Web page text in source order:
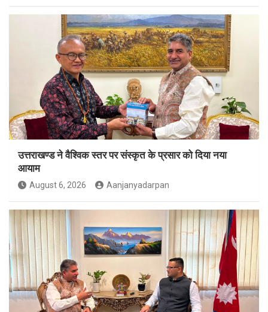
उत्तराखण्ड ने वैश्विक स्तर पर संस्कृत के प्रसार को दिया नया
आयाम
August 6, 2026 Aanjanyadarpan